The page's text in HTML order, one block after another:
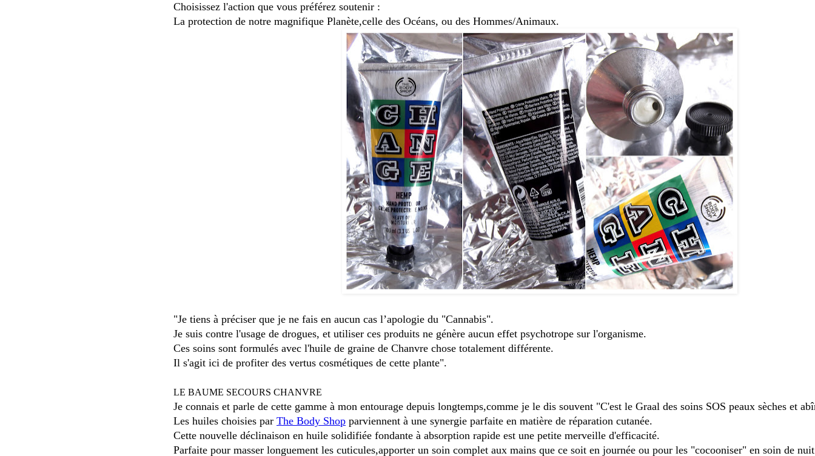
Choisissez l'action que vous préférez soutenir :
La protection de notre magnifique Planète,celle des Océans, ou des Hommes/Animaux.
"Je tiens à préciser que je ne fais en aucun cas l’apologie du "Cannabis".
Je suis contre l'usage de drogues, et utiliser ces produits ne génère aucun effet psychotrope sur l'organisme.
Ces soins sont formulés avec l'huile de graine de Chanvre chose totalement différente.
Il s'agit ici de profiter des vertus cosmétiques de cette plante".
LE BAUME SECOURS CHANVRE
Je connais et parle de cette gamme à mon entourage depuis longtemps,comme je le dis souvent "C'est le Graal des soins SOS peaux sèches et
Les huiles choisies par The Body Shop parviennent à une synergie parfaite en matière de réparation cutanée.
Cette nouvelle déclinaison en huile solidifiée fondante à absorption rapide est une petite merveille d'efficacité.
Parfaite pour masser longuement les cuticules,apporter un soin complet aux mains que ce soit en journée ou pour les "cocooniser" en soin de